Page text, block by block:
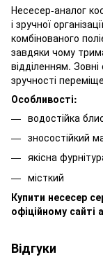
Несесер-аналог
і зручної
комбінованого
завдяки чому
відділенням.
зручності
Особливості:
водостійка
зносостійкий
якісна
місткий
Купити несесер
офіційному сайті
Відгуки